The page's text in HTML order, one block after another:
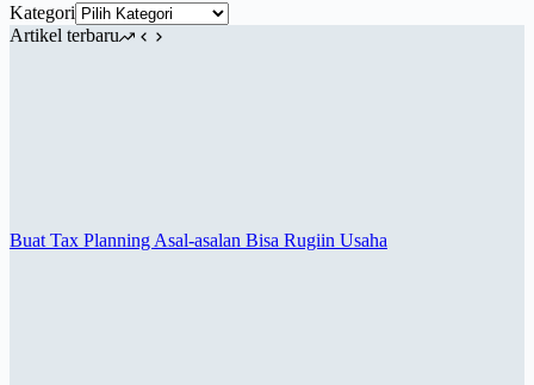
Kategori
Artikel terbaru
Buat Tax Planning Asal-asalan Bisa Rugiin Usaha